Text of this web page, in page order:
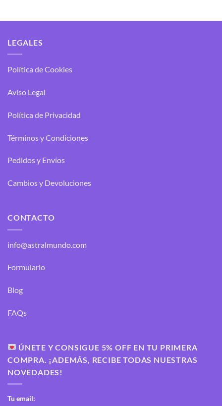
LEGALES
Política de Cookies
Aviso Legal
Política de Privacidad
Términos y Condiciones
Pedidos y Envíos
Cambios y Devoluciones
CONTACTO
info@astralmundo.com
Formulario
Blog
FAQs
ÚNETE Y CONSIGUE 5% OFF EN TU PRIMERA
COMPRA. ¡ADEMÁS, RECIBE TODAS NUESTRAS
NOVEDADES!
Tu email: